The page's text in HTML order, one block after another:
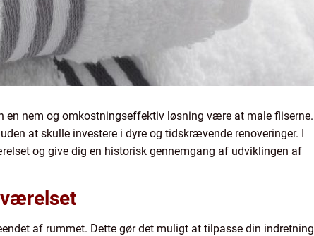
nem og omkostningseffektiv løsning være at male fliserne.
at skulle investere i dyre og tidskrævende renoveringer. I
og give dig en historisk gennemgang af udviklingen af
af rummet. Dette gør det muligt at tilpasse din indretning